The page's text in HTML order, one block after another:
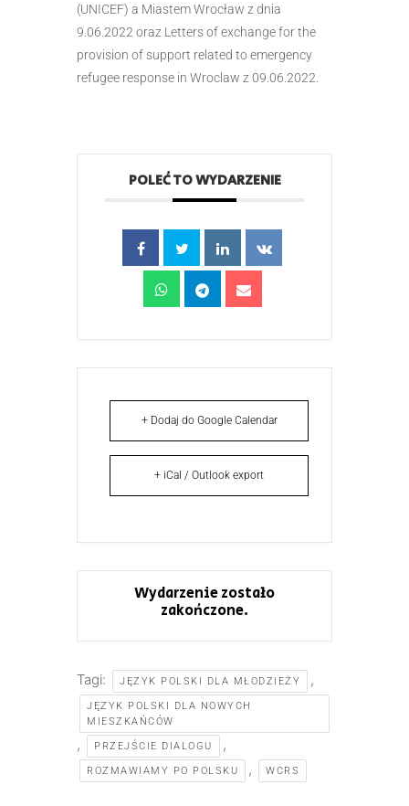
(UNICEF) a Miastem Wrocław z dnia
9.06.2022 oraz Letters of exchange for the
provision of support related to emergency
refugee response in Wroclaw z 09.06.2022.
POLEĆ TO WYDARZENIE
+ Dodaj do Google Calendar
+ iCal / Outlook export
Wydarzenie zostało
zakończone.
Tagi: JĘZYK POLSKI DLA MŁODZIEŻY ,
JĘZYK POLSKI DLA NOWYCH
MIESZKAŃCÓW
, PRZEJŚCIE DIALOGU ,
ROZMAWIAMY PO POLSKU , WCRS